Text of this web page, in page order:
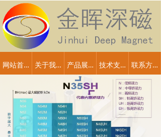
网站首页 关于我们 产品展示 技术支持 联系方式